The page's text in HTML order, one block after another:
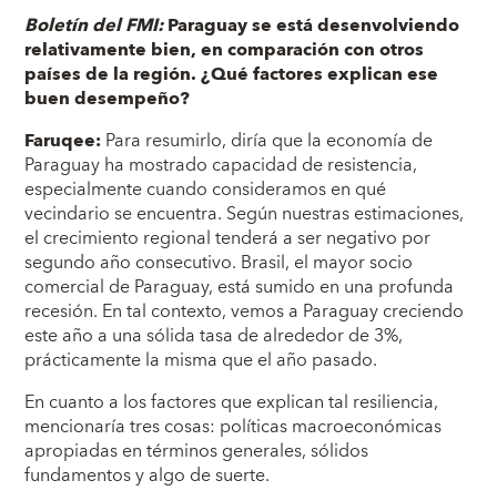
Boletín del FMI:Paraguay se está desenvolviendo
relativamente bien, en comparación con otros
países de la región. ¿Qué factores explican ese
buen desempeño?
Faruqee:Para resumirlo, diría que la economía de
Paraguay ha mostrado capacidad de resistencia,
especialmente cuando consideramos en qué
vecindario se encuentra. Según nuestras estimaciones,
el crecimiento regional tenderá a ser negativo por
segundo año consecutivo. Brasil, el mayor socio
comercial de Paraguay, está sumido en una profunda
recesión. En tal contexto, vemos a Paraguay creciendo
este año a una sólida tasa de alrededor de 3%,
prácticamente la misma que el año pasado.
En cuanto a los factores que explican tal resiliencia,
mencionaría tres cosas: políticas macroeconómicas
apropiadas en términos generales, sólidos
fundamentos y algo de suerte.